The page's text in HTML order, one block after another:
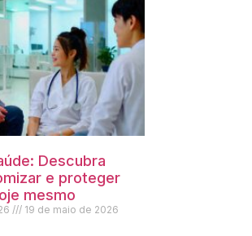
Descubra
e proteger
mesmo
19 de maio de 2026